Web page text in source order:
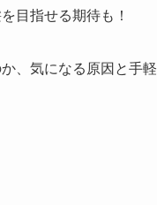
目指せる期待も！
、気になる原因と手